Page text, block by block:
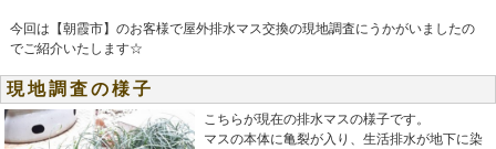
今回は【朝霞市】のお客様で屋外排水マス交換の現地調査にうかがいましたの
でご紹介いたします☆
現地調査の様子
こちらが現在の排水マスの様子です。
マスの本体に亀裂が入り、生活排水が地下に染